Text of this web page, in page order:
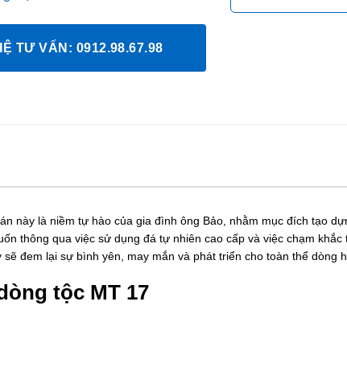
TƯ VẤN: 0912.98.67.98
này là niềm tự hào của gia đình ông Bảo, nhằm mục đích tạo
thông qua việc sử dụng đá tự nhiên cao cấp và việc chạm khắc
đem lại sự bình yên, may mắn và phát triển cho toàn thể dòng
tộc MT 17